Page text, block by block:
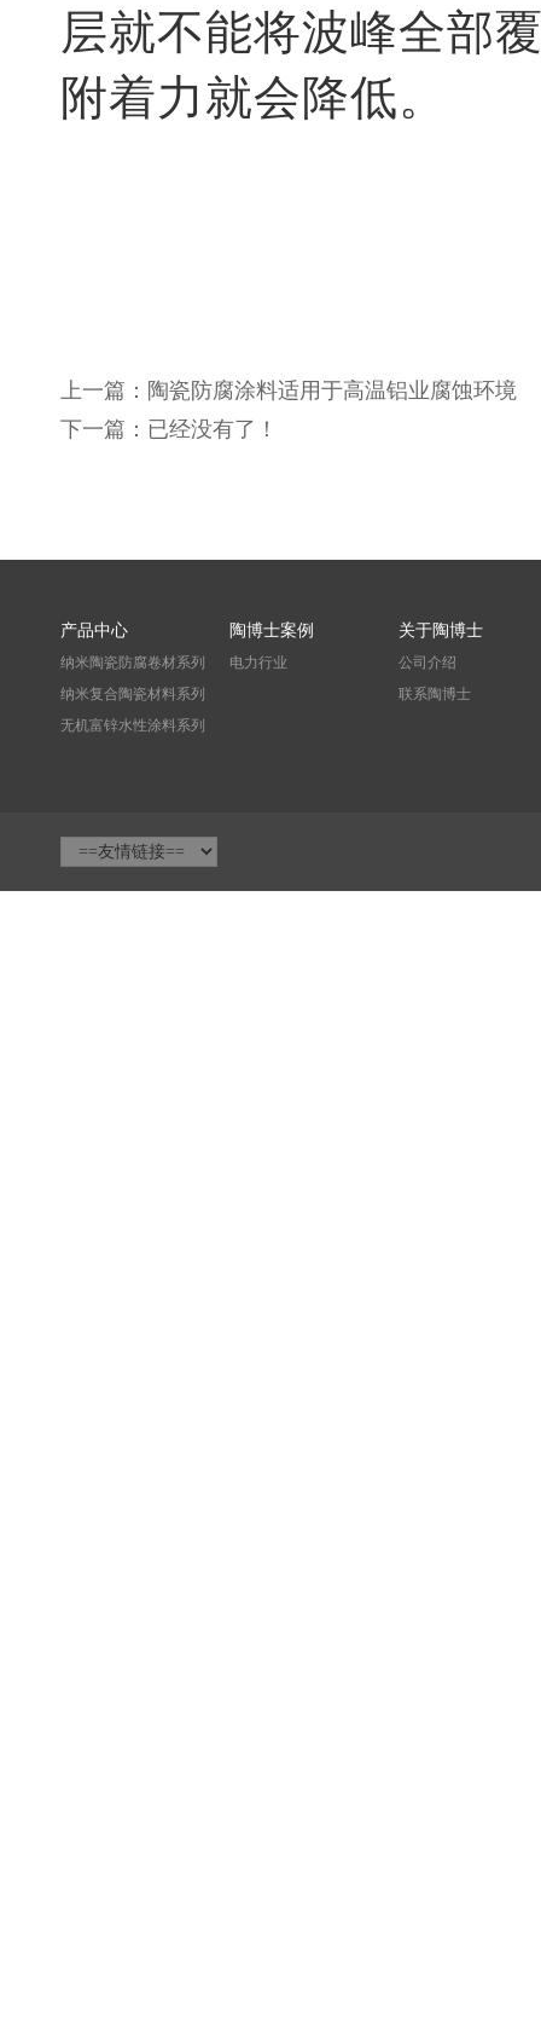
层就不能将波峰全部
附着力就会降低。
上一篇：陶瓷防腐涂料适用于高温铝业腐蚀环境
下一篇：已经没有了！
产品中心
纳米陶瓷防腐卷材系列
纳米复合陶瓷材料系列
无机富锌水性涂料系列
陶博士案例
电力行业
关于陶博士
公司介绍
联系陶博士